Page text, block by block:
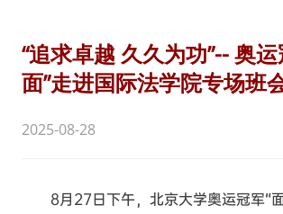
“追求卓越 久久为功”-- 奥
面”走进国际法学院专场班
2025-08-28
8月27日下午，北京大学奥运冠军“